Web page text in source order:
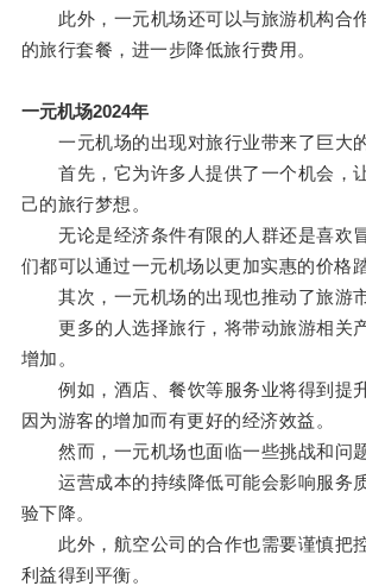
此外，一元机场还可以与旅游机构合
的旅行套餐，进一步降低旅行费用。
一元机场2024年
一元机场的出现对旅行业带来了巨大的
首先，它为许多人提供了一个机会，
己的旅行梦想。
无论是经济条件有限的人群还是喜欢
们都可以通过一元机场以更加实惠的价格
其次，一元机场的出现也推动了旅游市
更多的人选择旅行，将带动旅游相关
增加。
例如，酒店、餐饮等服务业将得到提
因为游客的增加而有更好的经济效益。
然而，一元机场也面临一些挑战和问题
运营成本的持续降低可能会影响服务
验下降。
此外，航空公司的合作也需要谨慎把
利益得到平衡。